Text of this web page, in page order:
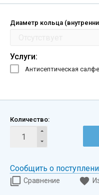
Диаметр кольца
Услуги:
Антисептическая
Количество:
Сообщить о
Сравнение